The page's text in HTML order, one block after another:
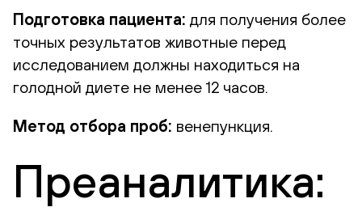
Подготовка пациента: для получения более
точных результатов животные перед
исследованием должны находиться на
голодной диете не менее 12 часов.
Метод отбора проб: венепункция.
Преаналитика: